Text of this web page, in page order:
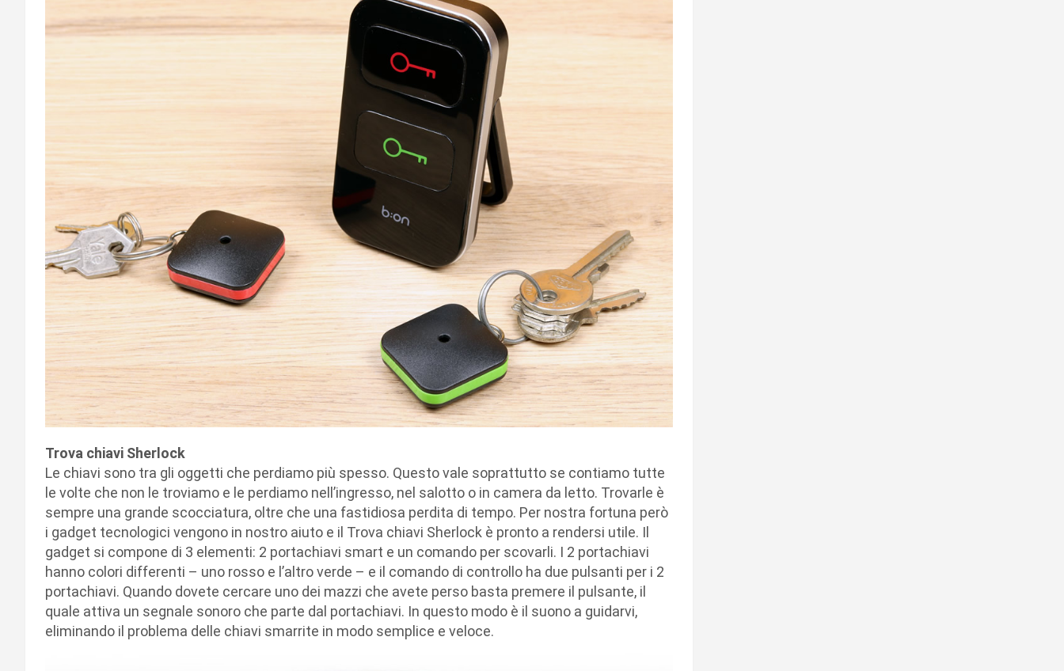
Trova chiavi Sherlock
Le chiavi sono tra gli oggetti che perdiamo più spesso. Questo vale soprattutto se contiamo tutte
le volte che non le troviamo e le perdiamo nell’ingresso, nel salotto o in camera da letto. Trovarle è
sempre una grande scocciatura, oltre che una fastidiosa perdita di tempo. Per nostra fortuna però
i gadget tecnologici vengono in nostro aiuto e il Trova chiavi Sherlock è pronto a rendersi utile. Il
gadget si compone di 3 elementi: 2 portachiavi smart e un comando per scovarli. I 2 portachiavi
hanno colori differenti – uno rosso e l’altro verde – e il comando di controllo ha due pulsanti per i 2
portachiavi. Quando dovete cercare uno dei mazzi che avete perso basta premere il pulsante, il
quale attiva un segnale sonoro che parte dal portachiavi. In questo modo è il suono a guidarvi,
eliminando il problema delle chiavi smarrite in modo semplice e veloce.